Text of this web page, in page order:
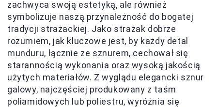
zachwyca swoją estetyką, ale również
symbolizuje naszą przynależność do bogatej
tradycji strażackiej. Jako strażak dobrze
rozumiem, jak kluczowe jest, by każdy detal
munduru, łącznie ze sznurem, cechował się
starannością wykonania oraz wysoką jakością
użytych materiałów. Z wyglądu elegancki sznur
galowy, najczęściej produkowany z taśm
poliamidowych lub poliestru, wyróżnia się